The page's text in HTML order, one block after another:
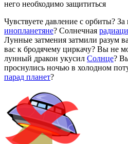
него необходимо защититься
Чувствуете давление с орбиты?
инопланетяне? Солнечная
Лунные затмения затмили разум
вас к бродячему циркачу? Вы не
лунный дракон укусил Солнце?
проснулись ночью в холодном
парад планет?